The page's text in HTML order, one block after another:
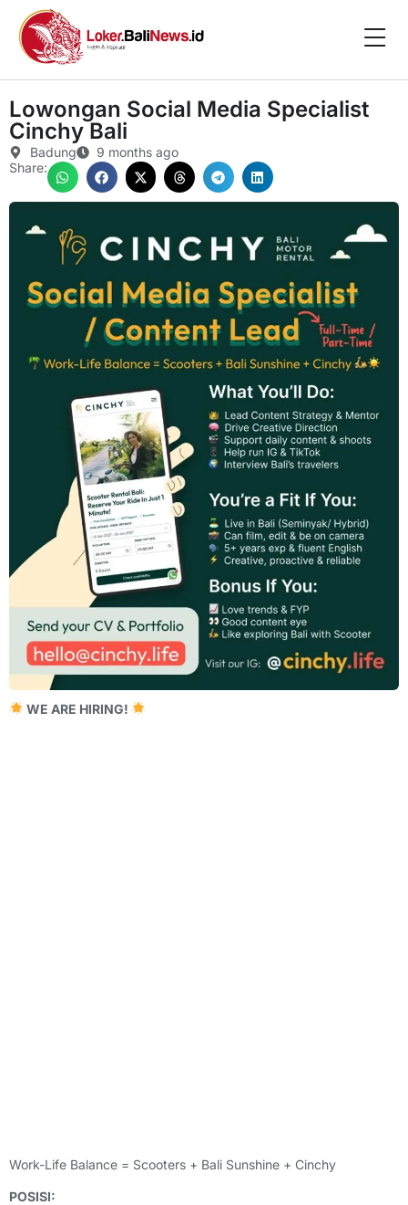
Lowongan Social Media Specialist
Cinchy Bali
Badung
9 months ago
Share:
WE ARE HIRING!
Work-Life Balance = Scooters + Bali Sunshine + Cinchy
POSISI: